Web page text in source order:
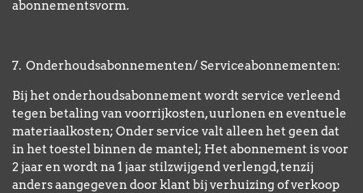
abonnementsvorm.
7. Onderhoudsabonnementen/ Serviceabonnementen:
Bij het onderhoudsabonnement wordt service verleend
tegen betaling van voorrijkosten, uurlonen en eventuele
materiaalkosten; Onder service valt alleen het geen dat
in het toestel binnen de mantel; Het abonnement is voor
2 jaar en wordt na 1 jaar stilzwijgend verlengd, tenzij
anders aangegeven door klant bij verhuizing of verkoop